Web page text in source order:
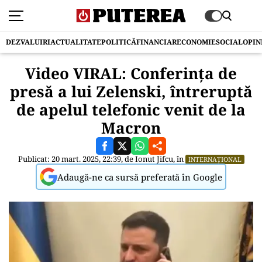
DEZVALUIRIACTUALITATEPOLITICĂFINANCIARECONOMIESOCIAL
Video VIRAL: Conferinţa de
presă a lui Zelenski, întreruptă
de apelul telefonic venit de la
Macron
Publicat: 20 mart. 2025, 22:39, deIonut Jifcu, în INTERNAȚIONAL
Adaugă-ne ca sursă preferată în Google